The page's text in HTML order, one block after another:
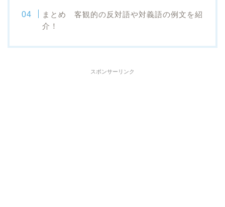
まとめ 客観的の反対語や対義語の例文を紹
介！
スポンサーリンク